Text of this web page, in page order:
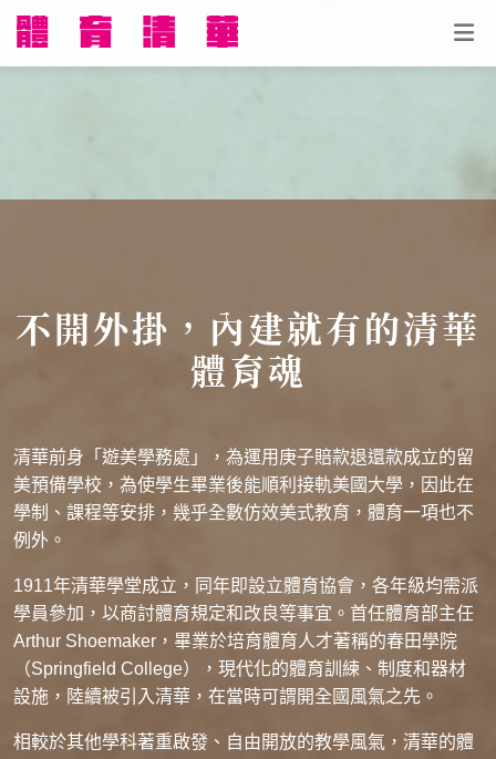
不開外掛，內建就有的清華
體育魂
清華前身「遊美學務處」，為運用庚子賠款退還款成立的留
美預備學校，為使學生畢業後能順利接軌美國大學，因此在
學制、課程等安排，幾乎全數仿效美式教育，體育一項也不
例外。
1911年清華學堂成立，同年即設立體育協會，各年級均需派
學員參加，以商討體育規定和改良等事宜。首任體育部主任
Arthur Shoemaker，畢業於培育體育人才著稱的春田學院
（Springfield College），現代化的體育訓練、制度和器材
設施，陸續被引入清華，在當時可謂開全國風氣之先。
相較於其他學科著重啟發、自由開放的教學風氣，清華的體